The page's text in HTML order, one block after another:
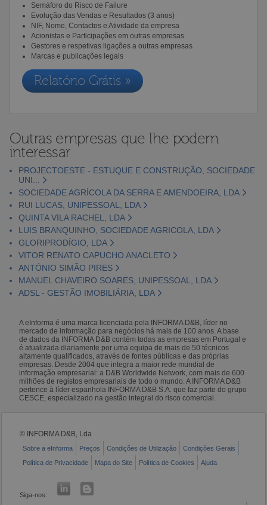
Semáforo do Risco de Failure
Evolução das Vendas e Resultados (3 anos)
NIF, Nome, Contactos e Atividade da empresa
Acionistas e Participações em outras empresas
Gestores e respetivas ligações a outras empresas
Marcas e publicações legais
Relatório Grátis »
Outras empresas que lhe podem
interessar
PROJECTOESTE - ESTUQUE E CONSTRUÇÃO, SOCIEDADE
UNI...
SOCIEDADE AGRÍCOLA DA SERRA E AMENDOEIRA, LDA
RUI LUCAS, UNIPESSOAL, LDA
QUINTA VILA RACHEL, LDA
LUIS BRANQUINHO, SOCIEDADE AGRICOLA, LDA
GLORIPRODÍGIO, LDA
VITOR RENATO CAPUCHO ANACLETO
ANTÓNIO SIMÃO PIRES
MANUEL CHAVEIRO SOARES, UNIPESSOAL, LDA
ADSL - GESTÃO IMOBILIÁRIA, LDA
A eInforma é uma marca licenciada pela INFORMA D&B, líder no
mercado de informação para negócios há mais de 100 anos. A base
de dados da INFORMA D&B contém todas as empresas em Portugal e
é atualizada diariamente por uma equipa de mais de 50 técnicos
altamente qualificados, através de fontes públicas e das próprias
empresas. Desde 2004 que integra a maior rede mundial de
informação empresarial: a D&B Worldwide Network, com mais de 600
milhões de registos empresariais de todo o mundo. A INFORMA D&B
pertence à líder espanhola INFORMA D&B S.A. que faz parte do grupo
CESCE, especializado na gestão integral do risco comercial.
© INFORMA D&B, Lda
Sobre a eInforma Preços Condições de Utilização
Condições Gerais
Política de Privacidade
Mapa do Site Política de Cookies Ajuda
Siga-nos: